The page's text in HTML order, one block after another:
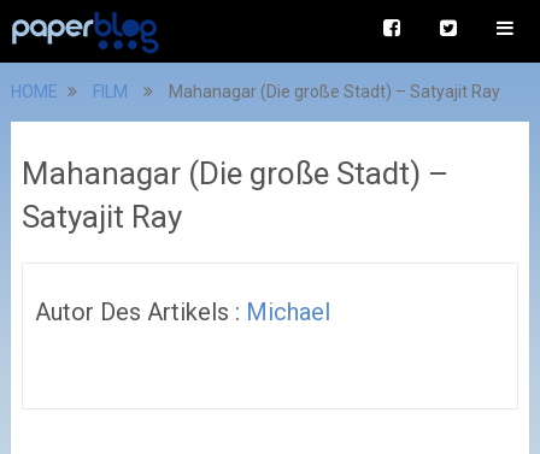
HOME FILM Mahanagar (Die große Stadt) – Satyajit Ray
Mahanagar (Die große Stadt) –
Satyajit Ray
Autor Des Artikels : Michael